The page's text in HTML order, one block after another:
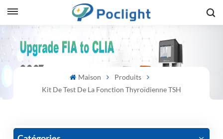
Maison
Produits
Kit De Test De La Fonction Thyroïdienne TSH